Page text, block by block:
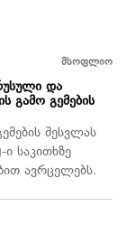
მსოფლიო
და
გამო გემების
შესვლას
საკითხზე
ავრცელებს.